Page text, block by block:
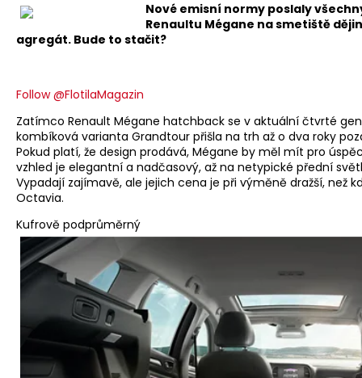
Nové emisní normy poslaly
Renaultu Mégane na smetiště
agregát. Bude to stačit?
Follow @FlotilaMagazin
Zatímco Renault Mégane hatchback se v aktuální čtvrté
kombíková varianta Grandtour přišla na trh až o dva roky
Pokud platí, že design prodává, Mégane by měl mít pro
vzhled je elegantní a nadčasový, až na netypické přední
Vypadají zajímavě, ale jejich cena je při výměně dražší, než
Octavia.
Kufrově podprůměrný